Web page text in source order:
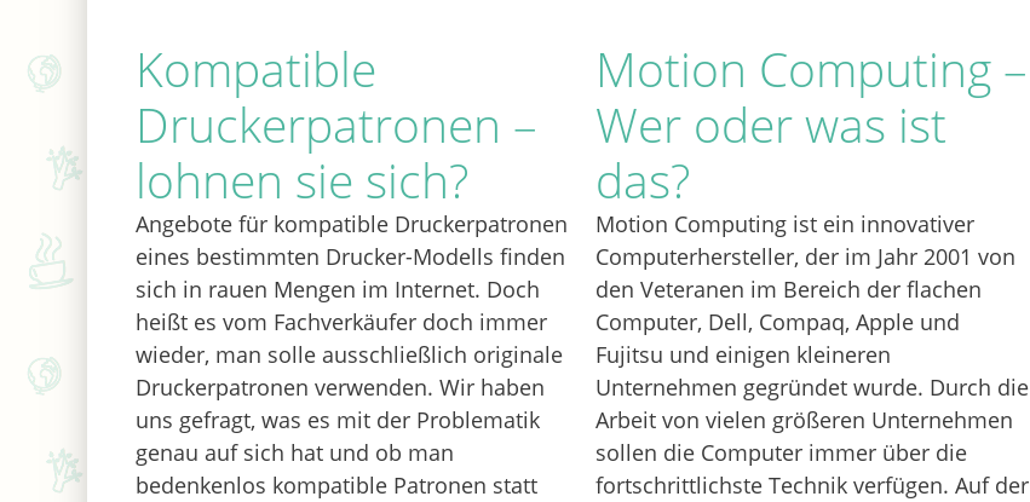
Kompatible
Druckerpatronen –
lohnen sie sich?
Angebote für kompatible Druckerpatronen
eines bestimmten Drucker-Modells finden
sich in rauen Mengen im Internet. Doch
heißt es vom Fachverkäufer doch immer
wieder, man solle ausschließlich originale
Druckerpatronen verwenden. Wir haben
uns gefragt, was es mit der Problematik
genau auf sich hat und ob man
bedenkenlos kompatible Patronen statt
Motion Computing –
Wer oder was ist
das?
Motion Computing ist ein innovativer
Computerhersteller, der im Jahr 2001 von
den Veteranen im Bereich der flachen
Computer, Dell, Compaq, Apple und
Fujitsu und einigen kleineren
Unternehmen gegründet wurde. Durch die
Arbeit von vielen größeren Unternehmen
sollen die Computer immer über die
fortschrittlichste Technik verfügen. Auf der